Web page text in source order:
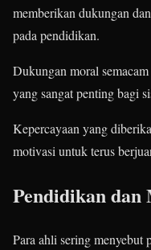
memberikan dukungan
pada pendidikan.
Dukungan moral
yang sangat penting bagi
Kepercayaan yang
motivasi untuk terus
Pendidikan dan
Para ahli sering menyebut